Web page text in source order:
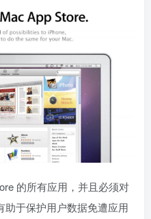
的所有应用，并且必须对
于保护用户数据免遭应用